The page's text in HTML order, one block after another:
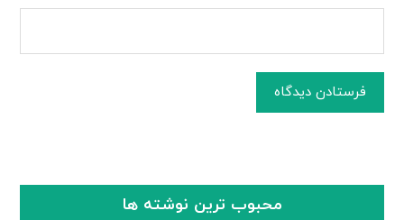
فرستادن دیدگاه
محبوب ترین نوشته ها